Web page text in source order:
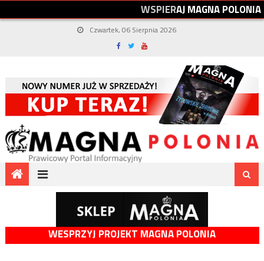
WSPIERAJMAGNAPOLONIA
Czwartek, 06 Sierpnia 2026
WESPRZYJ PROJEKT MAGNA POLONIA